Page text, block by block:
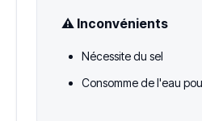
⚠️ Inconvénients
Nécessite du sel
Consomme de l'eau